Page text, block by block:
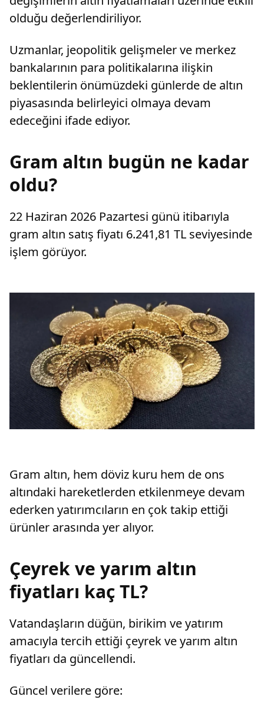
olduğu değerlendiriliyor.
Uzmanlar, jeopolitik gelişmeler ve merkez
bankalarının para politikalarına ilişkin
beklentilerin önümüzdeki günlerde de altın
piyasasında belirleyici olmaya devam
edeceğini ifade ediyor.
Gram altın bugün ne kadar
oldu?
22 Haziran 2026 Pazartesi günü itibarıyla
gram altın satış fiyatı 6.241,81 TL seviyesinde
işlem görüyor.
Gram altın, hem döviz kuru hem de ons
altındaki hareketlerden etkilenmeye devam
ederken yatırımcıların en çok takip ettiği
ürünler arasında yer alıyor.
Çeyrek ve yarım altın
fiyatları kaç TL?
Vatandaşların düğün, birikim ve yatırım
amacıyla tercih ettiği çeyrek ve yarım altın
fiyatları da güncellendi.
Güncel verilere göre: